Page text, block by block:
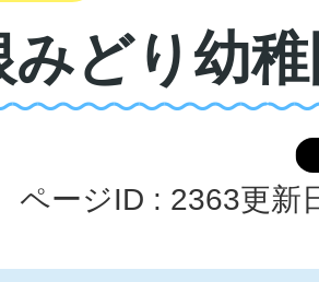
みどり幼
ページID : 2363更新